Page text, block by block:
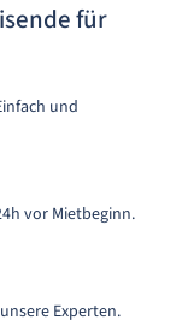
für
und
vor Mietbeginn.
Experten.